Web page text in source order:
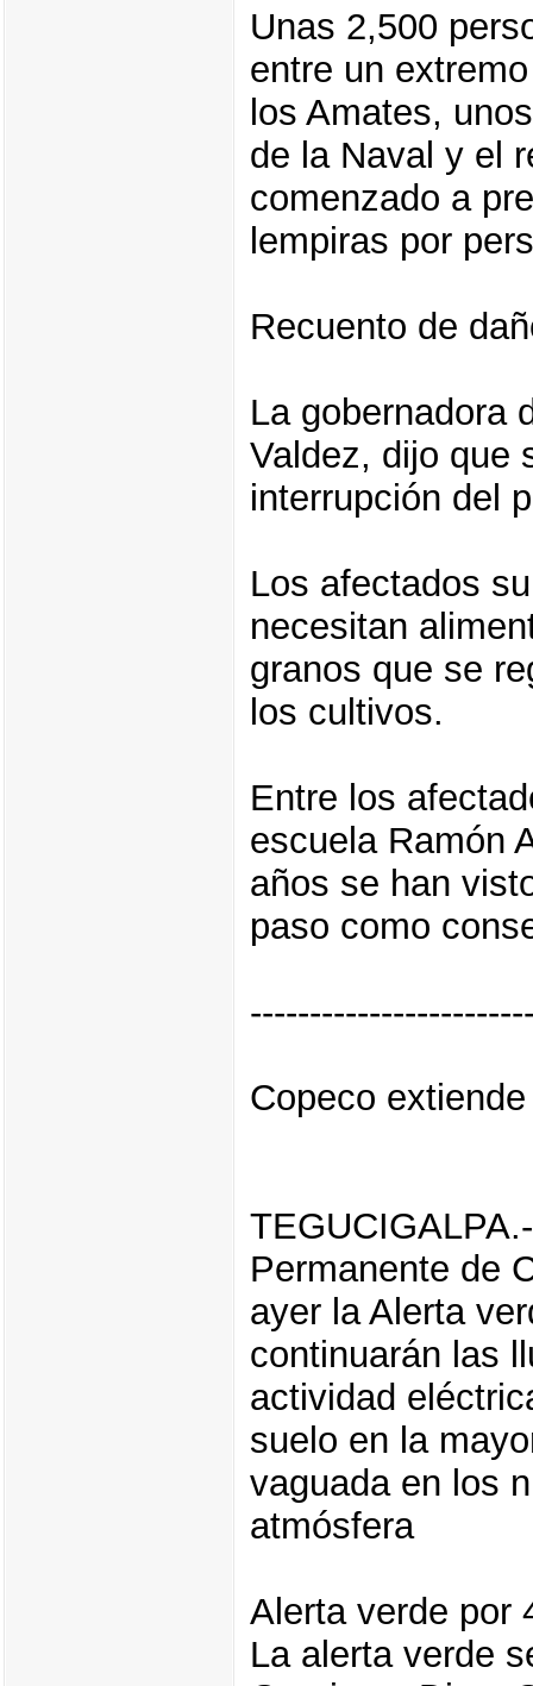
Unas 2,500
entre un
los Amates,
de la Naval y el
comenzado a
lempiras por
Recuento de
La gobernadora
Valdez, dijo que
interrupción del
Los afectados
necesitan
granos que se
los cultivos.
Entre los
escuela Ramón
años se han
paso como
Copeco
Permanente de
ayer la Alerta
continuarán las
actividad
suelo en la
vaguada en los
atmósfera
Alerta verde por
La alerta verde